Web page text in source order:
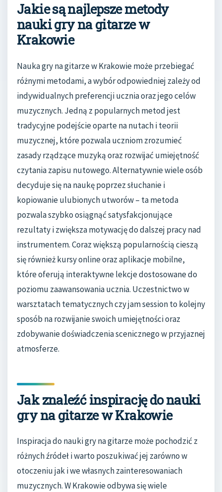
Jakie są najlepsze metody
nauki gry na gitarze w
Krakowie
Nauka gry na gitarze w Krakowie może przebiegać
różnymi metodami, a wybór odpowiedniej zależy od
indywidualnych preferencji ucznia oraz jego celów
muzycznych. Jedną z popularnych metod jest
tradycyjne podejście oparte na nutach i teorii
muzycznej, które pozwala uczniom zrozumieć
zasady rządzące muzyką oraz rozwijać umiejętność
czytania zapisu nutowego. Alternatywnie wiele osób
decyduje się na naukę poprzez słuchanie i
kopiowanie ulubionych utworów – ta metoda
pozwala szybko osiągnąć satysfakcjonujące
rezultaty i zwiększa motywację do dalszej pracy nad
instrumentem. Coraz większą popularnością cieszą
się również kursy online oraz aplikacje mobilne,
które oferują interaktywne lekcje dostosowane do
poziomu zaawansowania ucznia. Uczestnictwo w
warsztatach tematycznych czy jam session to kolejny
sposób na rozwijanie swoich umiejętności oraz
zdobywanie doświadczenia scenicznego w przyjaznej
atmosferze.
Jak znaleźć inspirację do nauki
gry na gitarze w Krakowie
Inspiracja do nauki gry na gitarze może pochodzić z
różnych źródeł i warto poszukiwać jej zarówno w
otoczeniu jak i we własnych zainteresowaniach
muzycznych. W Krakowie odbywa się wiele